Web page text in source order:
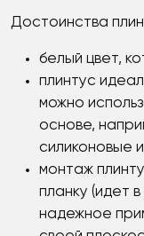
Достоинства
белый цвет,
плинтус
можно
основе,
силиконовые
монтаж
планку (идет
надежное